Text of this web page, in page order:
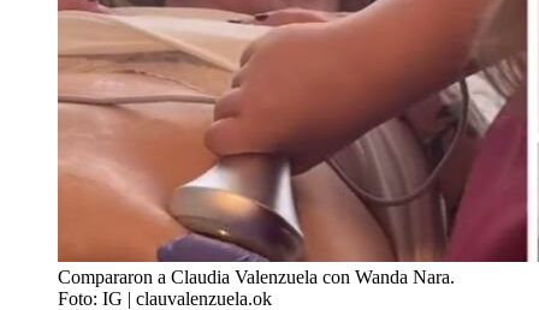
Compararon a Claudia Valenzuela con Wanda Nara.
Foto: IG | clauvalenzuela.ok